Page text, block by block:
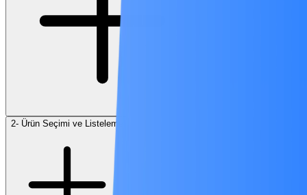
2- Ürün Seçimi ve Listeleme